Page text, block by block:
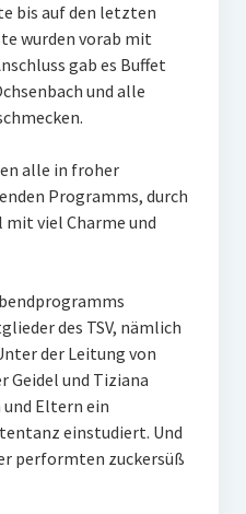
bis auf den letzten
wurden vorab mit
gab es Buffet
und alle
alle in froher
Programms, durch
viel Charme und
des TSV, nämlich
der Leitung von
Geidel und Tiziana
Eltern ein
einstudiert. Und
performten zuckersüß